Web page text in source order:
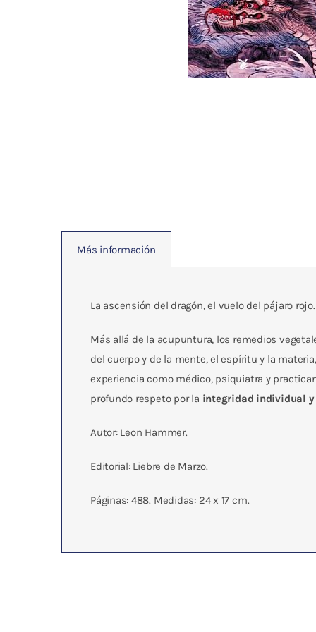
enseñanza
Más información
La ascensión del dragón, el vuelo del pájaro rojo.
Más allá de la acupuntura, los remedios
del cuerpo y de la mente, el espíritu y la
experiencia como médico, psiquiatra y
profundo respeto por la integridad individual
Autor: Leon Hammer.
Editorial: Liebre de Marzo.
Páginas: 488. Medidas: 24 x 17 cm.